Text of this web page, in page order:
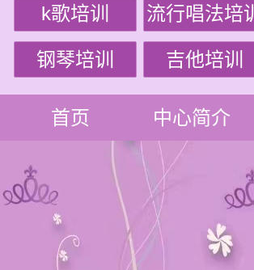
k歌培训 流行唱法培训
钢琴培训 吉他培训
首页 中心简介